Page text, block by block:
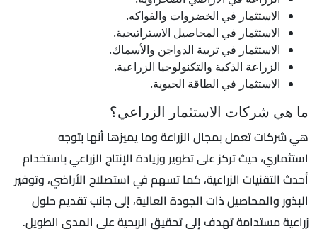
الاستثمار في الخضروات والفواكه.
الاستثمار في المحاصيل الاستراتيجية.
الاستثمار في تربية الدواجن والأسماك.
الزراعة الذكية والتكنولوجيا الزراعية.
الاستثمار في الطاقة الحيوية.
ما هي شركات الاستثمار الزراعي؟
هي شركات تعمل بمجال الزراعة وما يميزها أنها بتوجه
استثماري، حيث تركز على تطوير وزيادة الإنتاج الزراعي باستخدام
أحدث التقنيات الزراعية، كما تسهم في استصلاح الأراضي، وتوفير
البذور والمحاصيل ذات الجودة العالية، إلى جانب تقديم حلول
زراعية مستدامة تهدف إلى تحقيق الربحية على المدى الطويل.